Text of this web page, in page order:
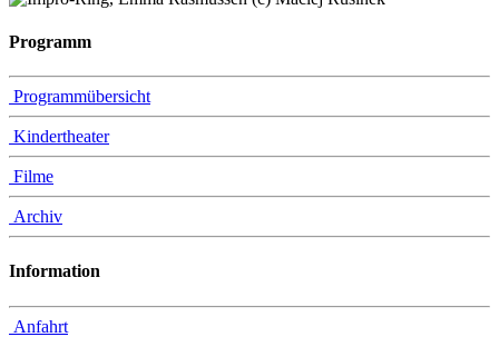
Programm
Programmübersicht
Kindertheater
Filme
Archiv
Information
Anfahrt